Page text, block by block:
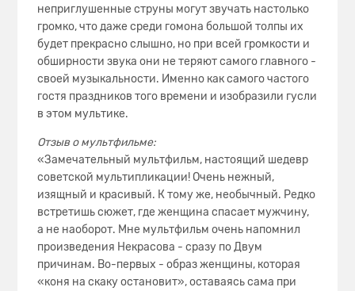
неприглушенные струны могут звучать настолько
громко, что даже среди гомона большой толпы их
будет прекрасно слышно, но при всей громкости и
обширности звука они не теряют самого главного -
своей музыкальности. Именно как самого частого
гостя праздников того времени и изобразили гусли
в этом мультике.
Отзыв о мультфильме:
«Замечательный мультфильм, настоящий шедевр
советской мультипликации! Очень нежный,
изящный и красивый. К тому же, необычный. Редко
встретишь сюжет, где женщина спасает мужчину,
а не наоборот. Мне мультфильм очень напомнил
произведения Некрасова - сразу по Двум
причинам. Во-первых - образ женщины, которая
«коня на скаку остановит», оставаясь сама при